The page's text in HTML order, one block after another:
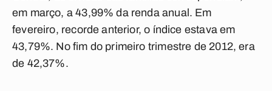
em março, a 43,99% da renda anual. Em
fevereiro, recorde anterior, o índice estava em
43,79%. No fim do primeiro trimestre de 2012, era
de 42,37%.